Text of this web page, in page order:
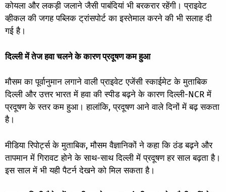
कोयला और लकड़ी जलाने जैसी पाबंदियां भी बरकरार रहेंगी। प्राइवेट
व्हीकल की जगह पब्लिक ट्रांसपोर्ट का इस्तेमाल करने की भी सलाह दी
गई है।
दिल्ली में तेज हवा चलने के कारण प्रदूषण कम हुआ
मौसम का पूर्वानुमान लगाने वाली प्राइवेट एजेंसी स्काईमेट के मुताबिक
दिल्ली और उत्तर भारत में हवा की स्पीड बढ़ने के कारण दिल्ली-NCR में
प्रदूषण के स्तर कम हुआ। हालांकि, प्रदूषण आने वाले दिनों में बढ़ सकता
है।
मीडिया रिपोर्ट्स के मुताबिक, मौसम वैज्ञानिकों ने कहा कि ठंड बढ़ने और
तापमान में गिरावट होने के साथ-साथ दिल्ली में प्रदूषण हर साल बढ़ता है।
इस साल में भी यही पैटर्न देखने को मिल सकता है।